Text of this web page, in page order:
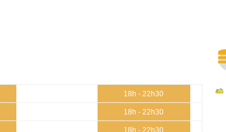
18h - 22h30
18h - 22h30
18h - 22h30